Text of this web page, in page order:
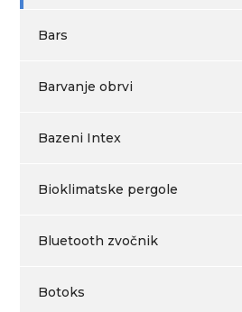
Bars
Barvanje obrvi
Bazeni Intex
Bioklimatske pergole
Bluetooth zvočnik
Botoks